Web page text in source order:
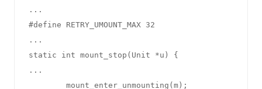
...
#define RETRY_UMOUNT_MAX 32
...
static int mount_stop(Unit *u) {
...
        mount_enter_unmounting(m);